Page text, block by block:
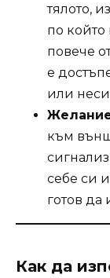
тялото,
по който
повече
е
или
Желание
към
себе си
готов
Как да